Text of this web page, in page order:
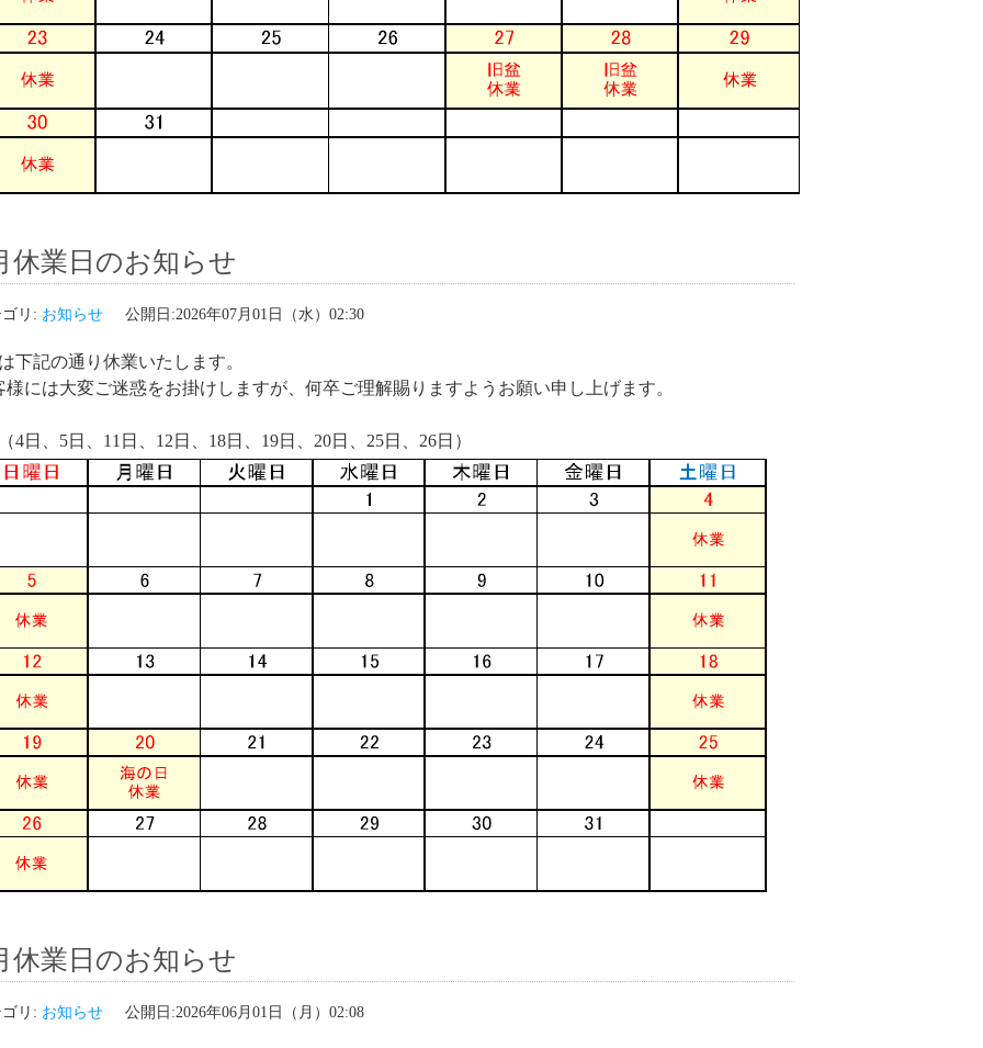
休業日のお知らせ
リ: お知らせ 公開日:2026年07月01日（水）02:30
下記の通り休業いたします。
様には大変ご迷惑をお掛けしますが、何卒ご理解賜りますようお願い申し上げます。
4日、5日、11日、12日、18日、19日、20日、25日、26日）
休業日のお知らせ
リ: お知らせ 公開日:2026年06月01日（月）02:08